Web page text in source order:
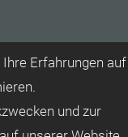
Erfahrungen auf
und zur